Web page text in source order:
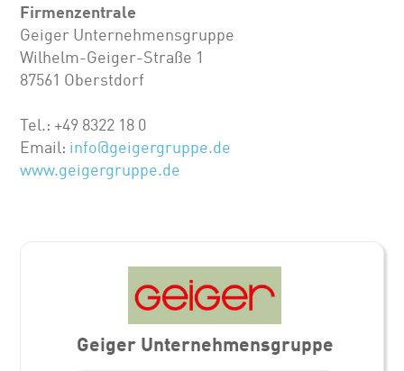
Firmenzentrale
Geiger Unternehmensgruppe
Wilhelm-Geiger-Straße 1
87561 Oberstdorf
Tel.: +49 8322 18 0
Email: info@geigergruppe.de
www.geigergruppe.de
Geiger Unternehmensgruppe